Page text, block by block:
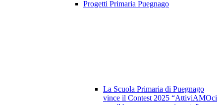
Progetti Primaria Puegnago
La Scuola Primaria di Puegnago
vince il Contest 2025 “AttiviAMOci